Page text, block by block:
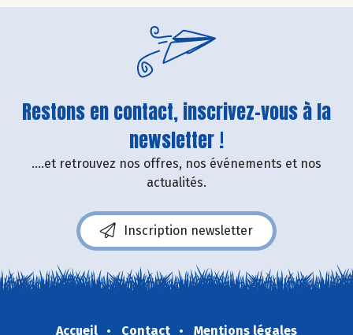
Restons en contact, inscrivez-vous à la
newsletter !
....et retrouvez nos offres, nos événements et nos
actualités.
Inscription newsletter
Accueil Contact
Mentions légales